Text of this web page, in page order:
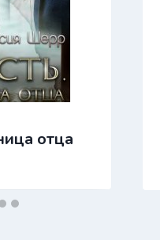
отца